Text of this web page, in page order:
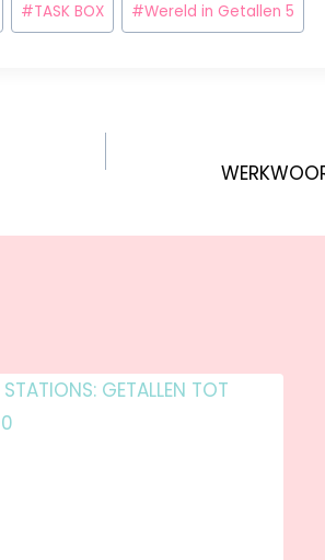
#TASK BOX #Wereld in Getallen 5